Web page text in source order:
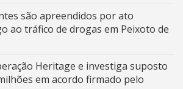
são apreendidos por ato
ao tráfico de drogas em Peixoto de
Heritage e investiga suposto
em acordo firmado pelo